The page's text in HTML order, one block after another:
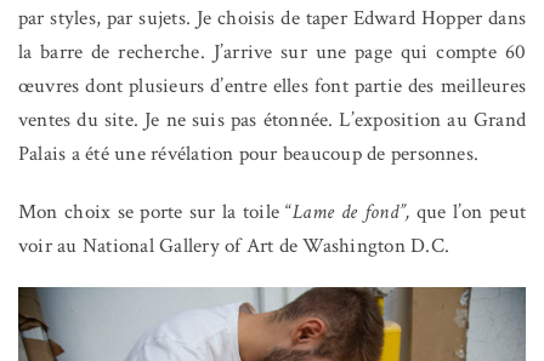
par styles, par sujets. Je choisis de taper Edward Hopper dans
la barre de recherche. J’arrive sur une page qui compte 60
œuvres dont plusieurs d’entre elles font partie des meilleures
ventes du site. Je ne suis pas étonnée. L’exposition au Grand
Palais a été une révélation pour beaucoup de personnes.
Mon choix se porte sur la toile “Lame de fond”, que l’on peut
voir au National Gallery of Art de Washington D.C.